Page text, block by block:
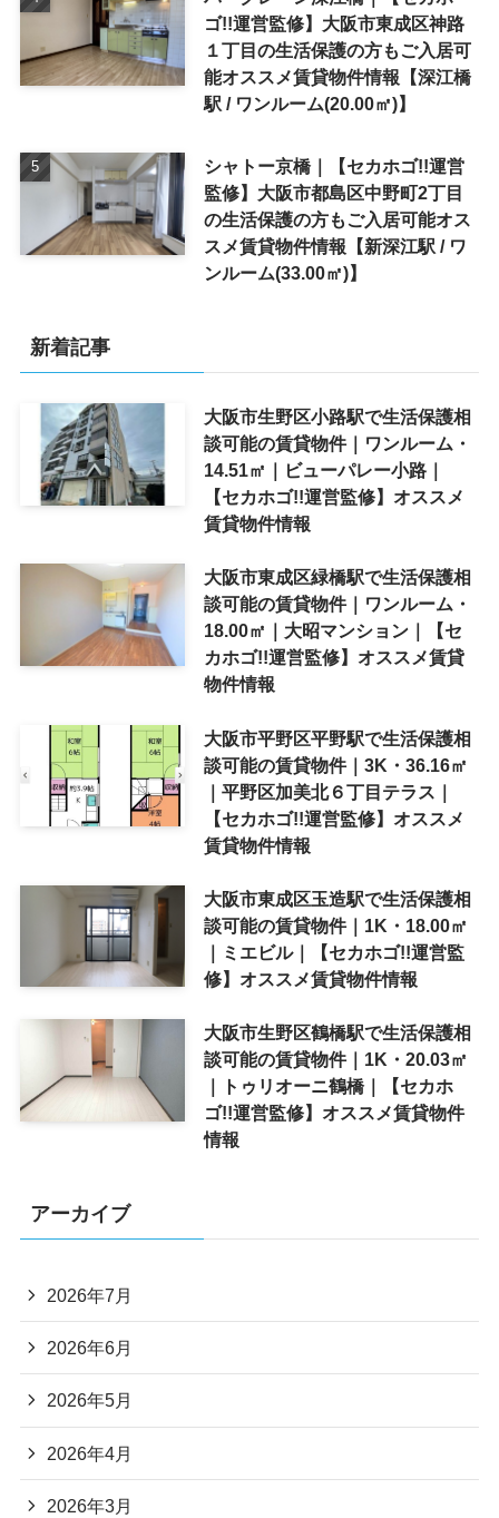
ゴ!!運営監修】大阪市東成区神路
１丁目の生活保護の方もご入居可
能オススメ賃貸物件情報【深江橋
駅 / ワンルーム(20.00㎡)】
シャトー京橋｜【セカホゴ!!運営
監修】大阪市都島区中野町2丁目
の生活保護の方もご入居可能オス
スメ賃貸物件情報【新深江駅 / ワ
ンルーム(33.00㎡)】
新着記事
大阪市生野区小路駅で生活保護相
談可能の賃貸物件｜ワンルーム・
14.51㎡｜ビューパレー小路｜
【セカホゴ!!運営監修】オススメ
賃貸物件情報
大阪市東成区緑橋駅で生活保護相
談可能の賃貸物件｜ワンルーム・
18.00㎡｜大昭マンション｜【セ
カホゴ!!運営監修】オススメ賃貸
物件情報
大阪市平野区平野駅で生活保護相
談可能の賃貸物件｜3K・36.16㎡
｜平野区加美北６丁目テラス｜
【セカホゴ!!運営監修】オススメ
賃貸物件情報
大阪市東成区玉造駅で生活保護相
談可能の賃貸物件｜1K・18.00㎡
｜ミエビル｜【セカホゴ!!運営監
修】オススメ賃貸物件情報
大阪市生野区鶴橋駅で生活保護相
談可能の賃貸物件｜1K・20.03㎡
｜トゥリオーニ鶴橋｜【セカホ
ゴ!!運営監修】オススメ賃貸物件
情報
アーカイブ
2026年7月
2026年6月
2026年5月
2026年4月
2026年3月